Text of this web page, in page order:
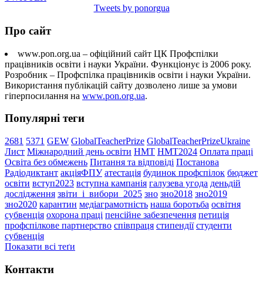
Tweets by ponorgua
Про сайт
www.pon.org.ua – офіційний сайт ЦК Профспілки
працівників освіти і науки України. Функціонує із 2006 року.
Розробник – Профспілка працівників освіти і науки України.
Використання публікацій сайту дозволено лише за умови
гіперпосилання на www.pon.org.ua.
Популярні теги
2681 5371 GEW GlobalTeacherPrize GlobalTeacherPrizeUkraine
Лист Міжнародний день освіти НМТ НМТ2024 Оплата праці
Освіта без обмежень Питання та відповіді Постанова
Радіодиктант акціяФПУ атестація будинок профспілок бюджет
освіти вступ2023 вступна кампанія галузева угода деньдій
дослідження звіти_і_вибори_2025 зно зно2018 зно2019
зно2020 карантин медіаграмотність наша боротьба освітня
субвенція охорона праці пенсійне забезпечення петиція
профспілкове партнерство співпраця стипендії студенти
субвенція
Показати всі теґи
Контакти